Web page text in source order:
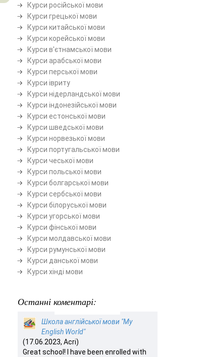
Курси російської мови
Курси грецької мови
Курси китайської мови
Курси корейської мови
Курси в'єтнамської мови
Курси арабської мови
Курси перської мови
Курси івриту
Курси нідерландської мови
Курси індонезійської мови
Курси естонської мови
Курси шведської мови
Курси норвезької мови
Курси португальської мови
Курси чеської мови
Курси польської мови
Курси болгарської мови
Курси сербської мови
Курси білоруської мови
Курси угорської мови
Курси фінської мови
Курси молдавської мови
Курси румунської мови
Курси данської мови
Курси хінді мови
Останні коментарі:
Школа англійської мови "My
English World"
(17.06.2023, Acri)
Great school! I have been enrolled with